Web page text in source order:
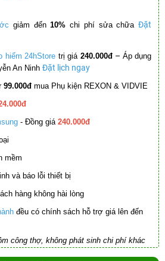
giảm đến10% chi phí sửa chữa Đặt
hiểm 24hStore trị giá 240.000đ – Áp dụng
An Ninh Đặt lịch ngay
99.000đ mua Phụ kiện REXON & VIDVIE
- Đồng giá 240.000đ
mềm
và báo lỗi thiết bị
hàng không hài lòng
đều có chính sách hỗ trợ giá lên đến
công thợ, không phát sinh chi phí khác